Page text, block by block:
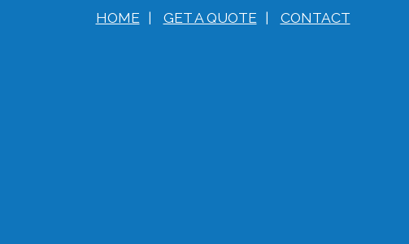
HOME | GET A QUOTE | CONTACT